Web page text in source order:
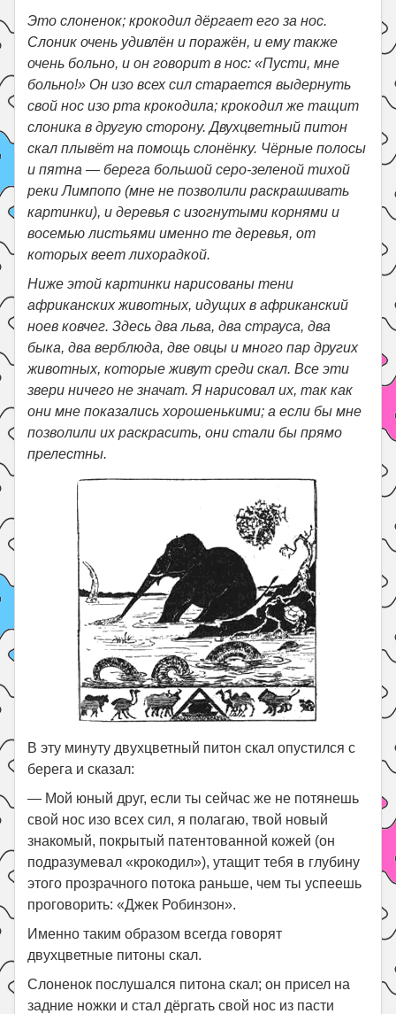
Это слоненок; крокодил дёргает его за нос.
Слоник очень удивлён и поражён, и ему также
очень больно, и он говорит в нос: «Пусти, мне
больно!» Он изо всех сил старается выдернуть
свой нос изо рта крокодила; крокодил же тащит
слоника в другую сторону. Двухцветный питон
скал плывёт на помощь слонёнку. Чёрные полосы
и пятна — берега большой серо-зеленой тихой
реки Лимпопо (мне не позволили раскрашивать
картинки), и деревья с изогнутыми корнями и
восемью листьями именно те деревья, от
которых веет лихорадкой.
Ниже этой картинки нарисованы тени
африканских животных, идущих в африканский
ноев ковчег. Здесь два льва, два страуса, два
быка, два верблюда, две овцы и много пар других
животных, которые живут среди скал. Все эти
звери ничего не значат. Я нарисовал их, так как
они мне показались хорошенькими; а если бы мне
позволили их раскрасить, они стали бы прямо
прелестны.
В эту минуту двухцветный питон скал опустился с
берега и сказал:
— Мой юный друг, если ты сейчас же не потянешь
свой нос изо всех сил, я полагаю, твой новый
знакомый, покрытый патентованной кожей (он
подразумевал «крокодил»), утащит тебя в глубину
этого прозрачного потока раньше, чем ты успеешь
проговорить: «Джек Робинзон».
Именно таким образом всегда говорят
двухцветные питоны скал.
Слоненок послушался питона скал; он присел на
задние ножки и стал дёргать свой нос из пасти